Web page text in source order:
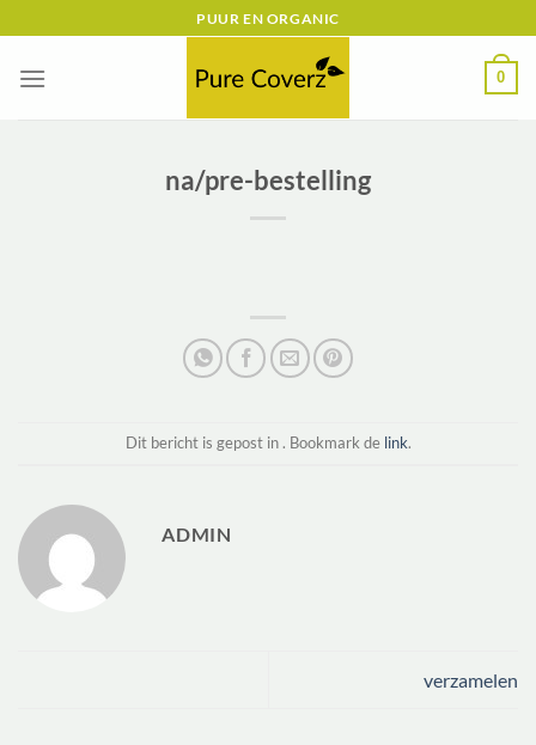
naar
inhoud
PUUR EN ORGANIC
0
na/pre-bestelling
Dit bericht is gepost in . Bookmark de link.
ADMIN
verzamelen